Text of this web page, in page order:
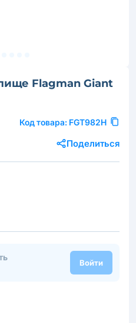
Flagman Giant
Код товара: FGT982H
Поделиться
Войти